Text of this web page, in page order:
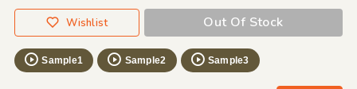
Wishlist Out Of Stock
Sample1 Sample2 Sample3